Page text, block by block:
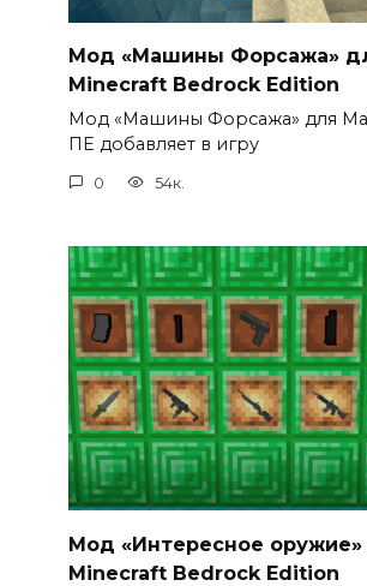
Мод «Машины Форсажа»
Minecraft Bedrock Edition
Мод «Машины Форсажа» для
ПЕ добавляет в игру
0 54к.
Мод «Интересное
Minecraft Bedrock Edition